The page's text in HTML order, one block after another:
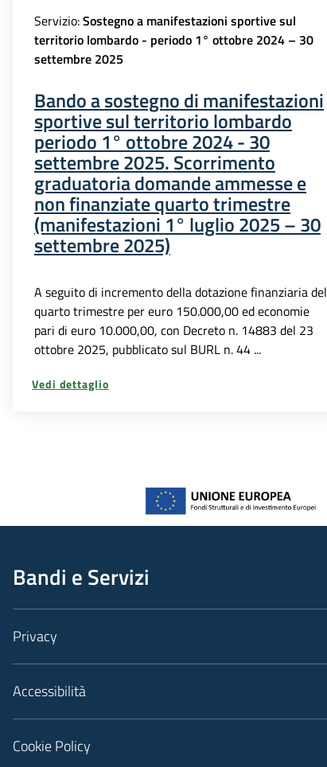
Servizio:Sostegno a manifestazioni sportive sul
territorio lombardo - periodo 1° ottobre 2024 – 30
settembre 2025
Bando a sostegno di manifestazioni
sportive sul territorio lombardo
periodo 1° ottobre 2024 - 30
settembre 2025. Scorrimento
graduatoria domande ammesse e
non finanziate quarto trimestre
(manifestazioni 1° luglio 2025 – 30
settembre 2025)
A seguito di incremento della dotazione finanziaria del
quarto trimestre per euro 150.000,00 ed economie
pari di euro 10.000,00, con Decreto n. 14883 del 23
ottobre 2025, pubblicato sul BURL n. 44 ...
Vedi dettaglio
Bandi e Servizi
Privacy
Accessibilità
Cookie Policy